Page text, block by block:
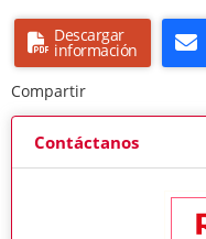
Descargar
información
Compartir
Contáctanos